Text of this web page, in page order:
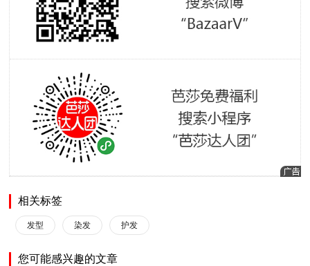
相关标签
发型 染发 护发
您可能感兴趣的文章